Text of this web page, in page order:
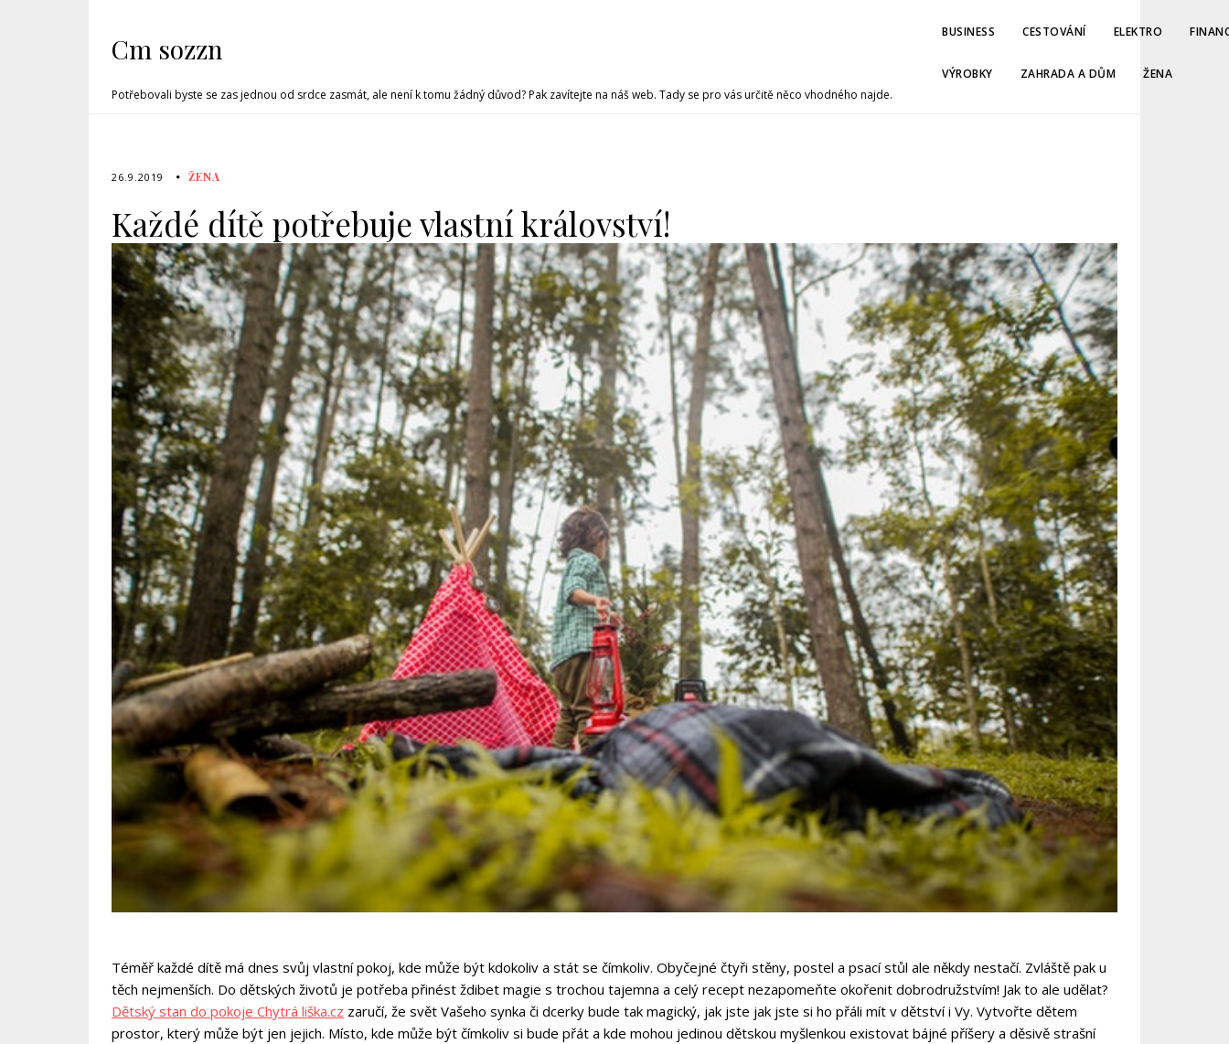
Cm sozzn
Potřebovali byste se zas jednou od srdce zasmát, ale není k tomu žádný důvod? Pak zavítejte na náš web. Tady se pro vás určitě něco vhodného najde.
BUSINESS CESTOVÁNÍ ELEKTRO
VÝROBKY ZAHRADA A DŮM ŽENA
26.9.2019 ŽENA
Každé dítě potřebuje vlastní království!
Téměř každé dítě má dnes svůj vlastní pokoj, kde může být kdokoliv a stát se čímkoliv. Obyčejné čtyři stěny, postel a psací stůl ale někdy nestačí. Zvláště pak u
těch nejmenších. Do dětských životů je potřeba přinést ždibet magie s trochou tajemna a celý recept nezapomeňte okořenit dobrodružstvím! Jak to ale udělat?
Dětský stan do pokoje Chytrá liška.cz zaručí, že svět Vašeho synka či dcerky bude tak magický, jak jste jak jste si ho přáli mít v dětství i Vy. Vytvořte dětem
prostor, který může být jen jejich. Místo, kde může být čímkoliv si bude přát a kde mohou jedinou dětskou myšlenkou existovat bájné příšery a děsivě strašní